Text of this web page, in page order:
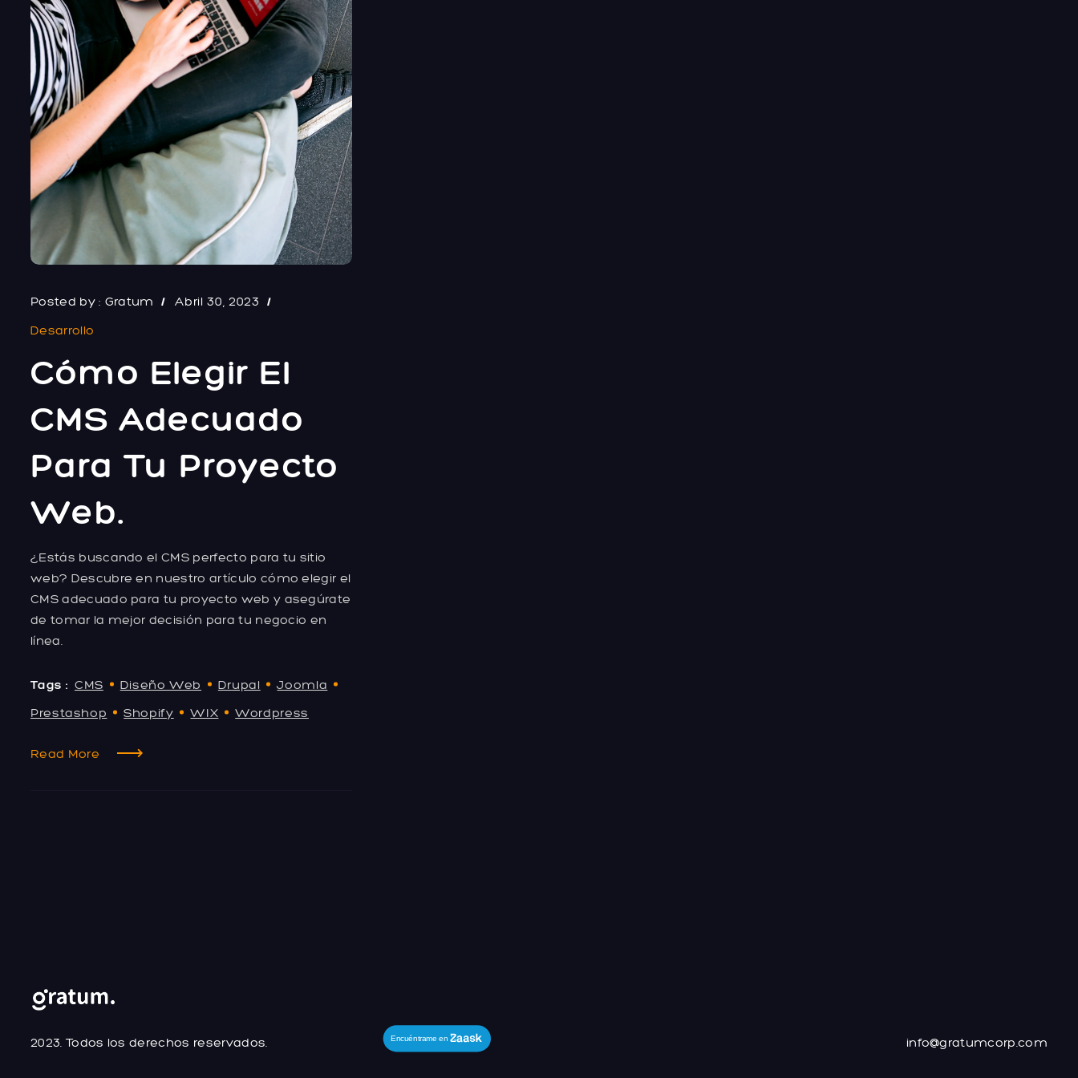
Posted by : Gratum
Abril 30, 2023
Desarrollo
Cómo Elegir El
CMS Adecuado
Para Tu Proyecto
Web.
¿Estás buscando el CMS perfecto para tu sitio
web? Descubre en nuestro artículo cómo elegir el
CMS adecuado para tu proyecto web y asegúrate
de tomar la mejor decisión para tu negocio en
línea.
Tags : CMS Diseño Web Drupal
Joomla
Prestashop
Shopify WIX Wordpress
Read More
2023. Todos los derechos reservados. info@gratumcorp.com